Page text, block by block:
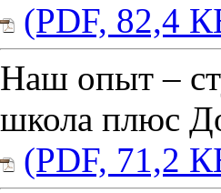
(PDF, 82,4
Наш опыт –
школа плюс
(PDF, 71,2